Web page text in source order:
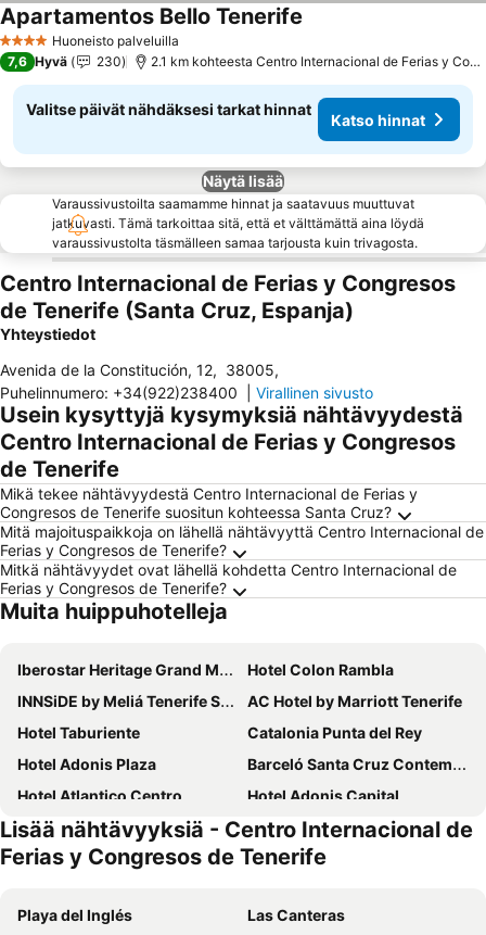
4 TähtiluokitusHuoneisto palveluilla
Apartamentos Bello Tenerife
7,6 Hyvä 230 2.1 km kohteesta Centro Internacional de Ferias y
Valitse päivät nähdäksesi tarkat hinnat
Katso hinnat
Näytä lisää
Varaussivustoilta saamamme hinnat ja saatavuus muuttuvat
jatkuvasti. Tämä tarkoittaa sitä, että et välttämättä aina löydä
varaussivustolta täsmälleen samaa tarjousta kuin trivagosta.
Centro Internacional de Ferias y Congresos
de Tenerife (Santa Cruz, Espanja)
Yhteystiedot
Avenida de la Constitución, 12, 38005,
Puhelinnumero: +34(922)238400 Virallinen sivusto
Usein kysyttyjä kysymyksiä nähtävyydestä
Centro Internacional de Ferias y Congresos
de Tenerife
Mikä tekee nähtävyydestä Centro Internacional de Ferias y
Congresos de Tenerife suositun kohteessa Santa Cruz?
Mitä majoituspaikkoja on lähellä nähtävyyttä Centro Internacional de
Ferias y Congresos de Tenerife?
Mitkä nähtävyydet ovat lähellä kohdetta Centro Internacional de
Ferias y Congresos de Tenerife?
Muita huippuhotelleja
Iberostar Heritage Grand Mencey
Hotel Colon Rambla
INNSiDE by Meliá Tenerife Santa Cruz
AC Hotel by Marriott Tenerife
Hotel Taburiente
Catalonia Punta del Rey
Hotel Adonis Plaza
Barceló Santa Cruz Contemporáneo
Hotel Atlantico Centro
Hotel Adonis Capital
Laguna Nivaria Hotel & Spa
NH Tenerife
Hotel Principe Paz
Hotel Horizonte
Hotel Las Cañadas
Urban Anaga Hotel
Lisää nähtävyyksiä - Centro Internacional de
Ferias y Congresos de Tenerife
Playa del Inglés
Las Canteras